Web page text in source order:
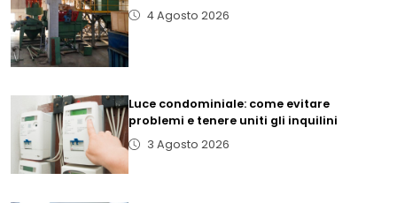
4 Agosto 2026
Luce condominiale: come evitare
problemi e tenere uniti gli inquilini
3 Agosto 2026